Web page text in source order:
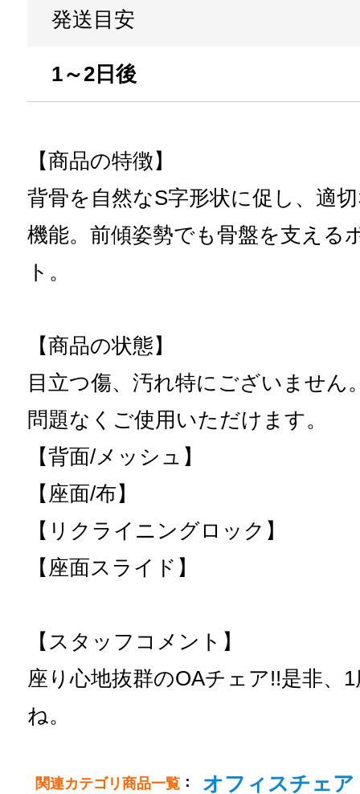
発送目安
1～2日後
【商品の特徴】
背骨を自然なS字形状に促し、適
機能。前傾姿勢でも骨盤を支える
ト。
【商品の状態】
目立つ傷、汚れ特にございません
問題なくご使用いただけます。
【背面/メッシュ】
【座面/布】
【リクライニングロック】
【座面スライド】
【スタッフコメント】
座り心地抜群のOAチェア!!是非、
ね。
関連カテゴリ商品一覧 ： オフィスチェア